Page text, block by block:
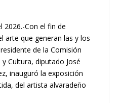
2026.-Con el fin de
arte que generan las y los
de la Comisión
Cultura, diputado José
inauguró la exposición
del artista alvaradeño